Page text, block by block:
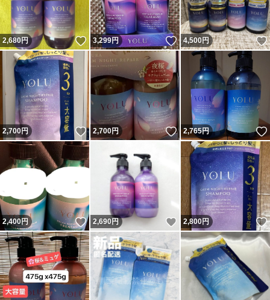
2,680円 いいね！
3,299円 いいね！
4,500円
2,700円 いいね！
2,700円 いいね！
2,765円
2,400円 いいね！
2,690円 いいね！
2,800円